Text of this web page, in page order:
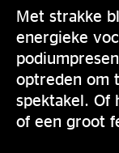
Met strakke
energieke
optreden om
spektakel. Of
of een groot